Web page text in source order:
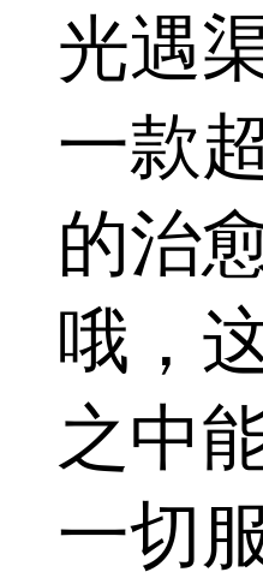
光遇
一款
的治
哦，
之中
一切